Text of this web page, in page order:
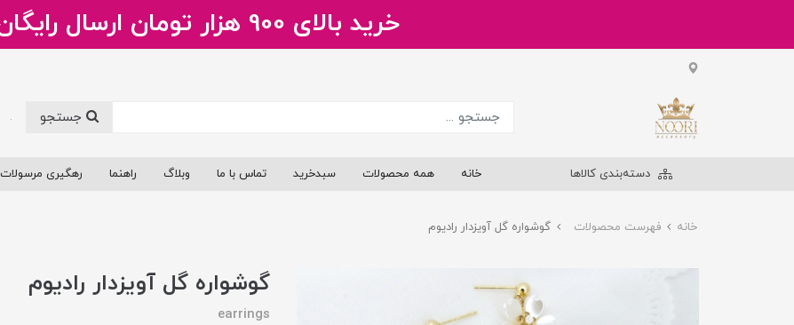
خرید بالای 900 هزار تومان ارسال رایگان
.
دسته‌بندی کالاها خانه همه محصولات سبدخرید تماس با ما وبلاگ راهنما رهگیری مرسولات
خانه فهرست محصولات گوشواره گل آویزدار رادیوم
گوشواره گل آویزدار رادیوم
earrings